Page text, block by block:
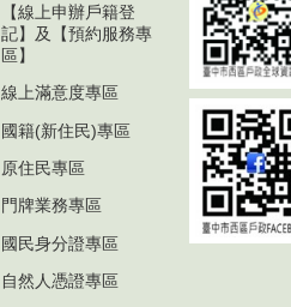
【線上申辦戶籍登
記】及【預約服務專
區】
線上滿意度專區
國籍(新住民)專區
原住民專區
門牌業務專區
國民身分證專區
自然人憑證專區